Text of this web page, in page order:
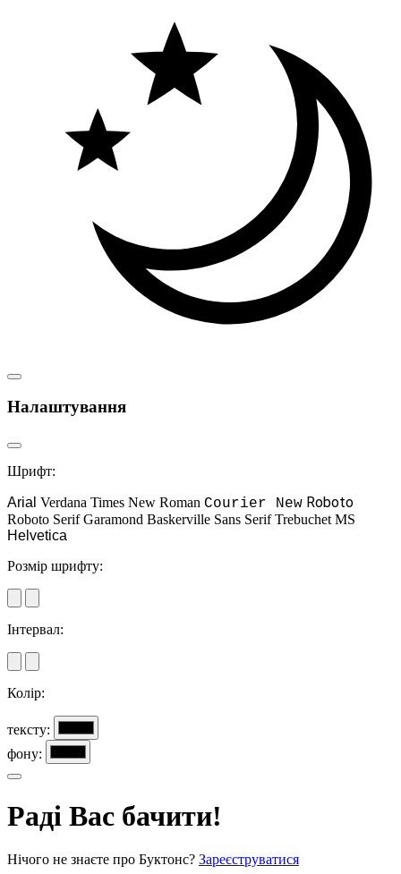
Налаштування
Шрифт:
Arial Verdana Times New Roman Courier New Roboto
Roboto Serif Garamond Baskerville Sans Serif Trebuchet MS
Helvetica
Розмір шрифту:
Інтервал:
Колір:
тексту:
фону:
Раді Вас бачити!
Нічого не знаєте про Буктонс? Зареєструватися